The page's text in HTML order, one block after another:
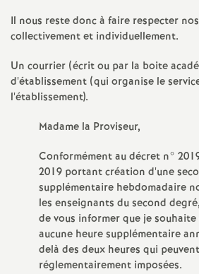
Il nous reste donc à faire respecter
collectivement et individuellement.
Un courrier (écrit ou par la boite
d'établissement (qui organise le
l'établissement).
Madame la Proviseur,
Conformément au décret n°
2019 portant création d'une
supplémentaire hebdomadaire
les enseignants du second
de vous informer que je
aucune heure supplémentaire
delà des deux heures qui
réglementairement imposées.